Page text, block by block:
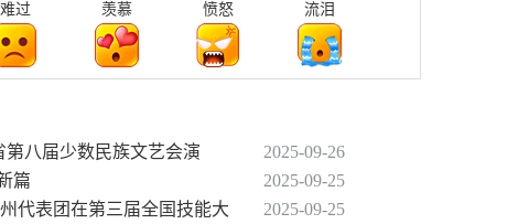
难过 羡慕 愤怒 流泪
第八届少数民族文艺会演
2025-09-26
篇
2025-09-25
代表团在第三届全国技能大
2025-09-25